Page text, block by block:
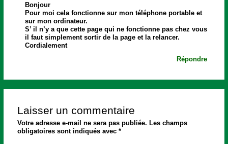
Bonjour
Pour moi cela fonctionne sur mon téléphone portable et
sur mon ordinateur.
S’ il n’y a que cette page qui ne fonctionne pas chez vous
il faut simplement sortir de la page et la relancer.
Cordialement
Répondre
Laisser un commentaire
Votre adresse e-mail ne sera pas publiée. Les champs
obligatoires sont indiqués avec*